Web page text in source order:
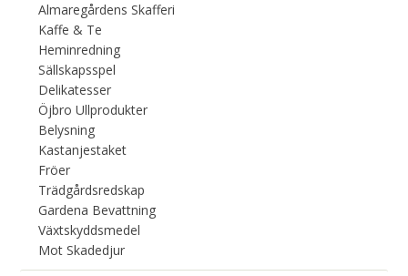
Almaregårdens Skafferi
Kaffe & Te
Heminredning
Sällskapsspel
Delikatesser
Öjbro Ullprodukter
Belysning
Kastanjestaket
Fröer
Trädgårdsredskap
Gardena Bevattning
Växtskyddsmedel
Mot Skadedjur